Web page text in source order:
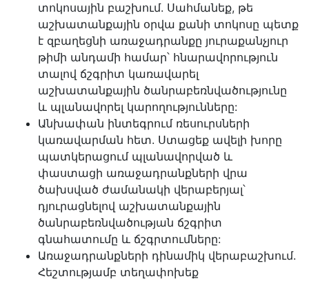
տոկոսային բաշխում. Սահմանեք, թե
աշխատանքային օրվա քանի տոկոսը պետք
է զբաղեցնի առաջադրանքը յուրաքանչյուր
թիմի անդամի համար՝ հնարավորություն
տալով ճշգրիտ կառավարել
աշխատանքային ծանրաբեռնվածությունը
և պլանավորել կարողությունները:
Անխափան ինտեգրում ռեսուրսների
կառավարման հետ. Ստացեք ավելի խորը
պատկերացում պլանավորված և
փաստացի առաջադրանքների վրա
ծախսված ժամանակի վերաբերյալ՝
դյուրացնելով աշխատանքային
ծանրաբեռնվածության ճշգրիտ
գնահատումը և ճշգրտումները:
Առաջադրանքների դինամիկ վերաբաշխում.
Հեշտությամբ տեղափոխեք